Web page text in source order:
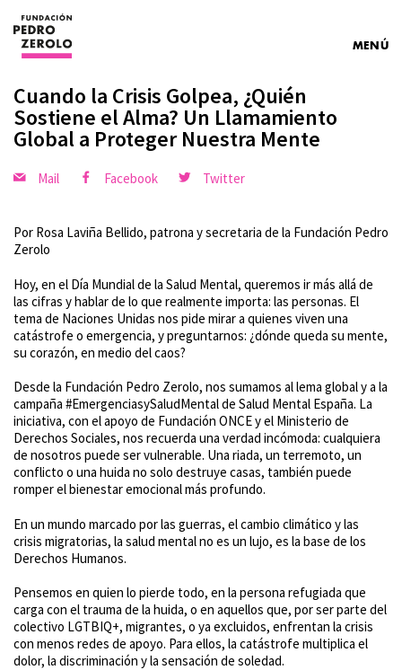
MENÚ
Cuando la Crisis Golpea, ¿Quién
Sostiene el Alma? Un Llamamiento
Global a Proteger Nuestra Mente
Mail Facebook Twitter
Por Rosa Laviña Bellido, patrona y secretaria de la Fundación Pedro
Zerolo
Hoy, en el Día Mundial de la Salud Mental, queremos ir más allá de
las cifras y hablar de lo que realmente importa: las personas. El
tema de Naciones Unidas nos pide mirar a quienes viven una
catástrofe o emergencia, y preguntarnos: ¿dónde queda su mente,
su corazón, en medio del caos?
Desde la Fundación Pedro Zerolo, nos sumamos al lema global y a la
campaña #EmergenciasySaludMental de Salud Mental España. La
iniciativa, con el apoyo de Fundación ONCE y el Ministerio de
Derechos Sociales, nos recuerda una verdad incómoda: cualquiera
de nosotros puede ser vulnerable. Una riada, un terremoto, un
conflicto o una huida no solo destruye casas, también puede
romper el bienestar emocional más profundo.
En un mundo marcado por las guerras, el cambio climático y las
crisis migratorias, la salud mental no es un lujo, es la base de los
Derechos Humanos.
Pensemos en quien lo pierde todo, en la persona refugiada que
carga con el trauma de la huida, o en aquellos que, por ser parte del
colectivo LGTBIQ+, migrantes, o ya excluidos, enfrentan la crisis
con menos redes de apoyo. Para ellos, la catástrofe multiplica el
dolor, la discriminación y la sensación de soledad.